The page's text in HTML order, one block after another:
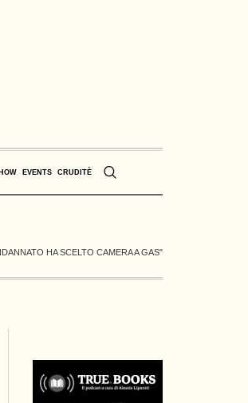
EVENTS CRUDITÈ
HA SCELTO CAMERA A GAS"